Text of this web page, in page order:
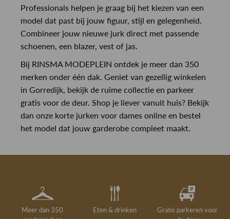
Professionals helpen je graag bij het kiezen van een
model dat past bij jouw figuur, stijl en gelegenheid.
Combineer jouw nieuwe jurk direct met passende
schoenen, een blazer, vest of jas.
Bij RINSMA MODEPLEIN ontdek je meer dan 350
merken onder één dak. Geniet van gezellig winkelen
in Gorredijk, bekijk de ruime collectie en parkeer
gratis voor de deur. Shop je liever vanuit huis? Bekijk
dan onze korte jurken voor dames online en bestel
het model dat jouw garderobe compleet maakt.
Meer dan 350
Eten & drinken
Gratis parkeren voor